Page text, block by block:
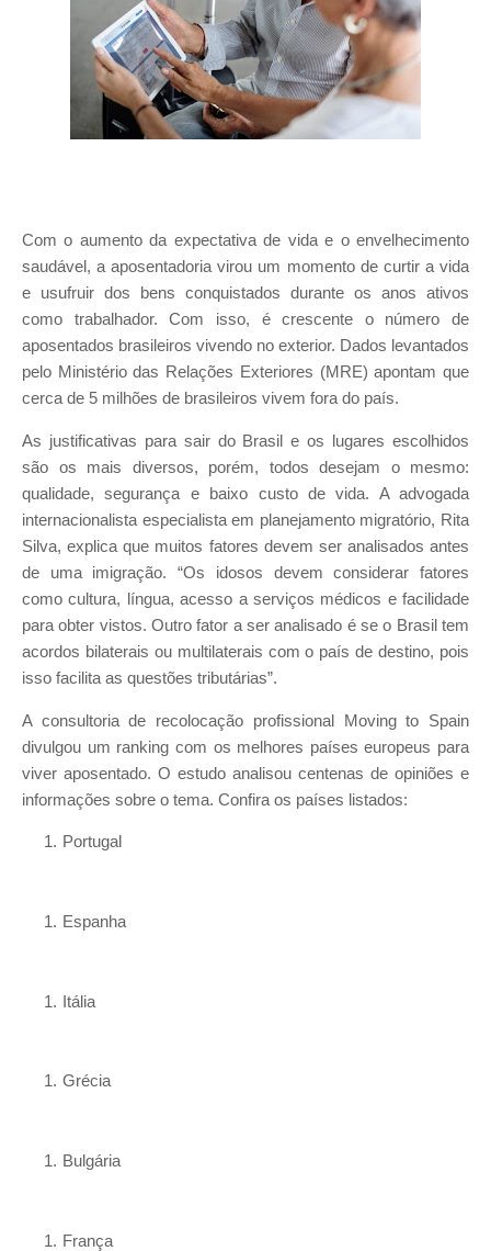
Com o aumento da expectativa de vida e o envelhecimento
saudável, a aposentadoria virou um momento de curtir a vida
e usufruir dos bens conquistados durante os anos ativos
como trabalhador. Com isso, é crescente o número de
aposentados brasileiros vivendo no exterior. Dados levantados
pelo Ministério das Relações Exteriores (MRE) apontam que
cerca de 5 milhões de brasileiros vivem fora do país.
As justificativas para sair do Brasil e os lugares escolhidos
são os mais diversos, porém, todos desejam o mesmo:
qualidade, segurança e baixo custo de vida. A advogada
internacionalista especialista em planejamento migratório, Rita
Silva, explica que muitos fatores devem ser analisados antes
de uma imigração. “Os idosos devem considerar fatores
como cultura, língua, acesso a serviços médicos e facilidade
para obter vistos. Outro fator a ser analisado é se o Brasil tem
acordos bilaterais ou multilaterais com o país de destino, pois
isso facilita as questões tributárias”.
A consultoria de recolocação profissional Moving to Spain
divulgou um ranking com os melhores países europeus para
viver aposentado. O estudo analisou centenas de opiniões e
informações sobre o tema. Confira os países listados:
Portugal
Espanha
Itália
Grécia
Bulgária
França